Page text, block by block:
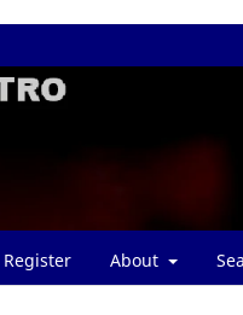
Register About